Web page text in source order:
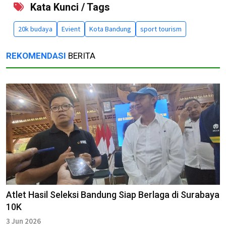
Kata Kunci / Tags
20k budaya Evient Kota Bandung sport tourism
REKOMENDASI BERITA
Atlet Hasil Seleksi Bandung Siap Berlaga di Surabaya
10K
3 Jun 2026